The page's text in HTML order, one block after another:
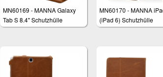
MN60169 - MANNA Galaxy
Tab S 8.4" Schutzhülle
MN60170 - MANNA
(iPad 6) Schutzhülle